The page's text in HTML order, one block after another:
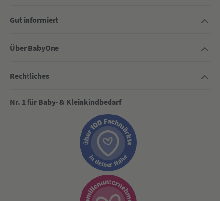
Gut informiert
Über BabyOne
Rechtliches
Nr. 1 für Baby- & Kleinkindbedarf